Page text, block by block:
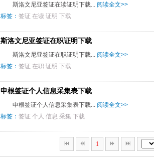
斯洛文尼亚签证在读证明下载... 阅读全文>>
标签： 签证 在读 证明 下载
斯洛文尼亚签证在职证明下载
斯洛文尼亚签证在职证明下载... 阅读全文>>
标签： 签证 在职 证明 下载
申根签证个人信息采集表下载
申根签证个人信息采集表下载... 阅读全文>>
标签： 签证 个人 信息 采集 下载
1